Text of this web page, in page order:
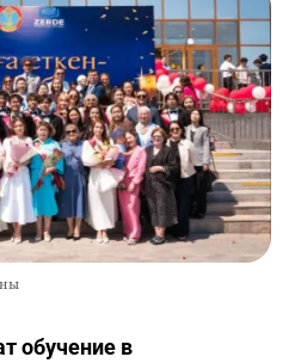
обучение в